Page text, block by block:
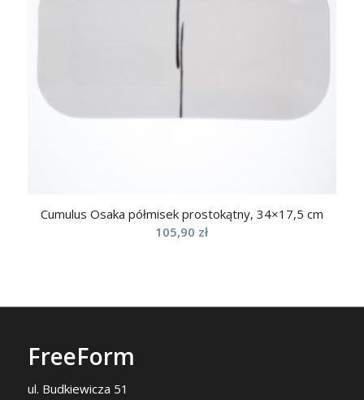
Cumulus Osaka półmisek prostokątny, 34×17,5 cm
105,90 zł
FreeForm
ul. Budkiewicza 51